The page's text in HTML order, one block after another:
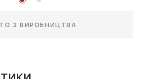
З ВИРОБНИЦТВА